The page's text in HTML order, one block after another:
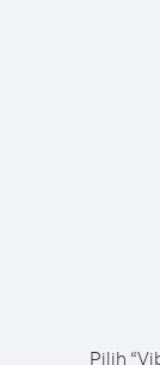
Pilih